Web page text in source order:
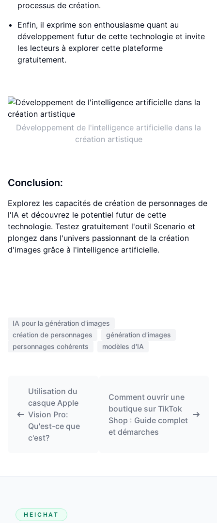
processus de création.
Enfin, il exprime son enthousiasme quant au
développement futur de cette technologie et invite
les lecteurs à explorer cette plateforme
gratuitement.
Développement de l'intelligence artificielle dans la
création artistique
Conclusion:
Explorez les capacités de création de personnages de
l'IA et découvrez le potentiel futur de cette
technologie. Testez gratuitement l'outil Scenario et
plongez dans l'univers passionnant de la création
d'images grâce à l'intelligence artificielle.
IA pour la génération d'images
création de personnages
génération d'images
personnages cohérents
modèles d'IA
Utilisation du
casque Apple
Vision Pro:
Qu'est-ce que
c'est?
Comment ouvrir une
boutique sur TikTok
Shop : Guide complet
et démarches
HEICHAT